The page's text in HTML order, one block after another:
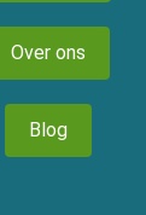
Over ons
Blog